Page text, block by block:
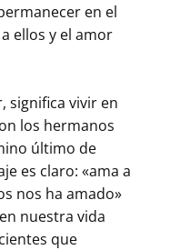
en el
ellos y el amor
significa vivir en
los hermanos
último de
es claro: «ama a
nos ha amado»
nuestra vida
que